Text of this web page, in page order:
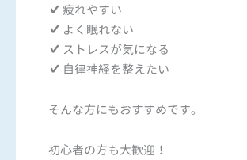
✔ 疲れやすい
✔ よく眠れない
✔ ストレスが気になる
✔ 自律神経を整えたい
そんな方にもおすすめです。
初心者の方も大歓迎！